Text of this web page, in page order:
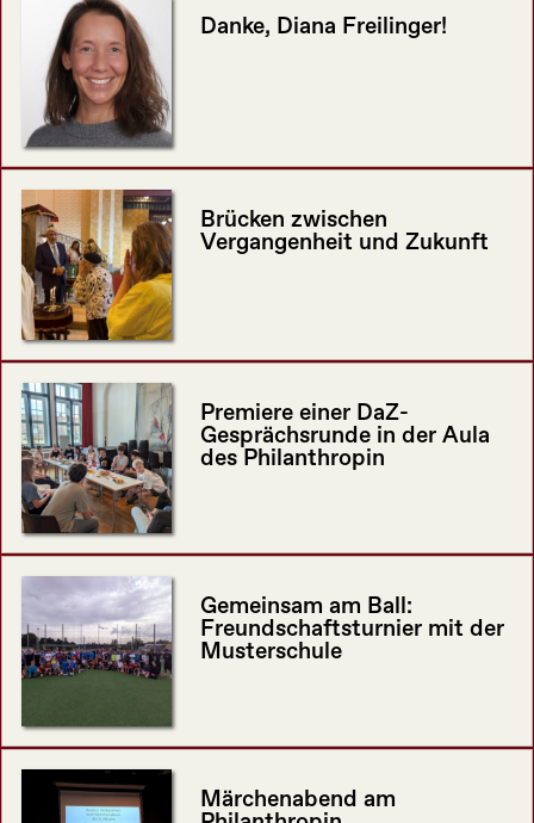
Danke, Diana Freilinger!
Brücken zwischen
Vergangenheit und Zukunft
Premiere einer DaZ-
Gesprächsrunde in der Aula
des Philanthropin
Gemeinsam am Ball:
Freundschaftsturnier mit der
Musterschule
Märchenabend am